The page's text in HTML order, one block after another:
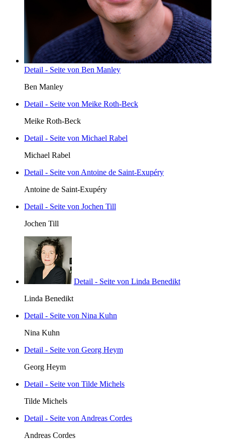
Detail - Seite von Ben Manley
Ben Manley
Detail - Seite von Meike Roth-Beck
Meike Roth-Beck
Detail - Seite von Michael Rabel
Michael Rabel
Detail - Seite von Antoine de Saint-Exupéry
Antoine de Saint-Exupéry
Detail - Seite von Jochen Till
Jochen Till
Detail - Seite von Linda Benedikt
Linda Benedikt
Detail - Seite von Nina Kuhn
Nina Kuhn
Detail - Seite von Georg Heym
Georg Heym
Detail - Seite von Tilde Michels
Tilde Michels
Detail - Seite von Andreas Cordes
Andreas Cordes